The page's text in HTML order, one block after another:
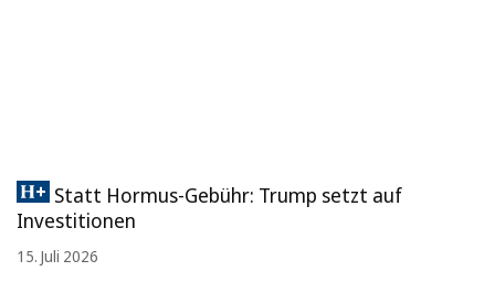
Statt Hormus-Gebühr: Trump setzt auf
Investitionen
15. Juli 2026